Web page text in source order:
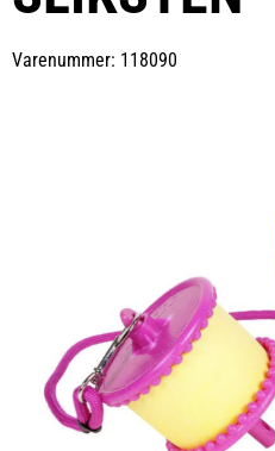
Varenummer: 118090